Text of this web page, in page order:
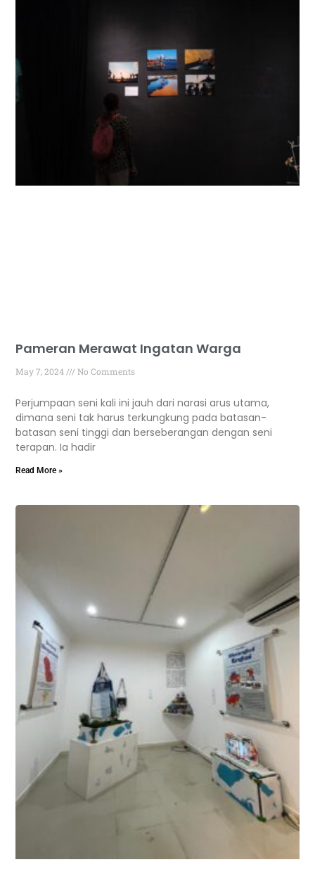
Pameran Merawat Ingatan Warga
May 7, 2024 No Comments
Perjumpaan seni kali ini jauh dari narasi arus utama,
dimana seni tak harus terkungkung pada batasan-
batasan seni tinggi dan berseberangan dengan seni
terapan. Ia hadir
Read More »